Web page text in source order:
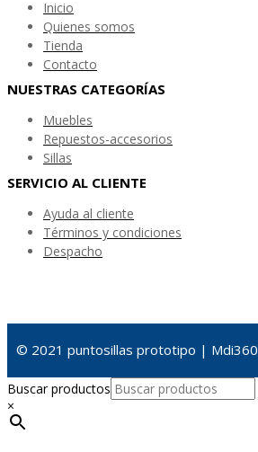
Inicio
Quienes somos
Tienda
Contacto
NUESTRAS CATEGORÍAS
Muebles
Repuestos-accesorios
Sillas
SERVICIO AL CLIENTE
Ayuda al cliente
Términos y condiciones
Despacho
© 2021 puntosillas prototipo | Mdi360
Buscar productos
×